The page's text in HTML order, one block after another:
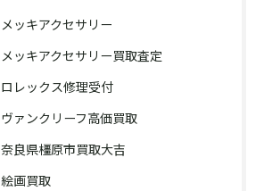
メッキアクセサリー
メッキアクセサリー買取査定
ロレックス修理受付
ヴァンクリーフ高価買取
奈良県橿原市買取大吉
絵画買取